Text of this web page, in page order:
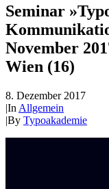
Seminar
November
Wien (16)
8. Dezember 2017
|In Allgemein
|By Typoakademie